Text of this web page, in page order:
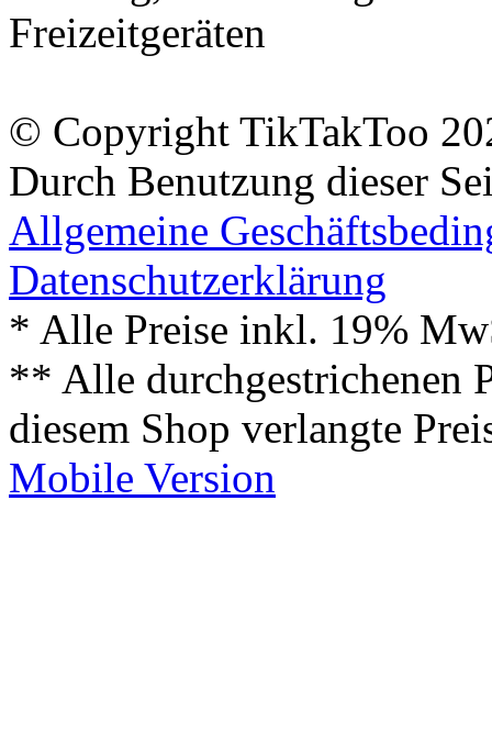
Freizeitgeräten
© Copyright TikTakToo
Durch Benutzung dieser
Allgemeine
Datenschutzerklärung
* Alle Preise inkl. 19%
** Alle durchgestrichenen
diesem Shop verlangte
Mobile Version